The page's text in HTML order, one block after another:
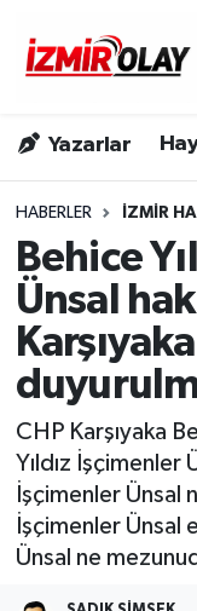
Yazarlar
HABERLER İZMIR
Behice
Ünsal
CHP Karşıyaka
Yıldız İşçimenler
İşçimenler Ünsal
İşçimenler Ünsal
Ünsal ne
Konak Trafik
Süper Lig
Tüm
Son Dakika
Haber Arşivi